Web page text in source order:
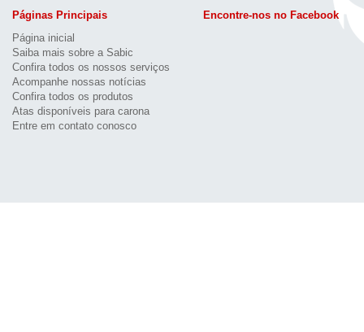
Páginas Principais
Página inicial
Saiba mais sobre a Sabic
Confira todos os nossos serviços
Acompanhe nossas notícias
Confira todos os produtos
Atas disponíveis para carona
Entre em contato conosco
Encontre-nos no Facebook